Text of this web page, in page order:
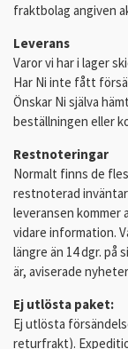
fraktbolag angiven
Leverans
Varor vi har i lager
Har Ni inte fått
Önskar Ni själva
beställningen eller
Restnoteringar
Normalt finns de
restnoterad
leveransen kommer
vidare information.
längre än 14 dgr. på
är, aviserade
Ej utlösta paket:
Ej utlösta
returfrakt).